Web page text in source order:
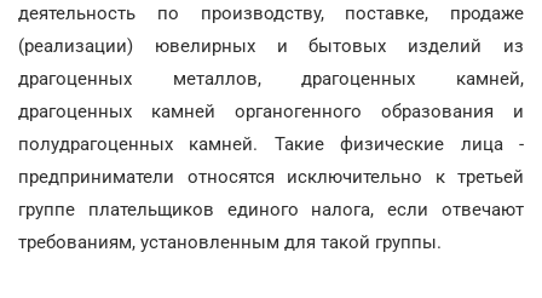
деятельность по производству, поставке, продаже
(реализации) ювелирных и бытовых изделий из
драгоценных металлов, драгоценных камней,
драгоценных камней органогенного образования и
полудрагоценных камней. Такие физические лица -
предприниматели относятся исключительно к третьей
группе плательщиков единого налога, если отвечают
требованиям, установленным для такой группы.